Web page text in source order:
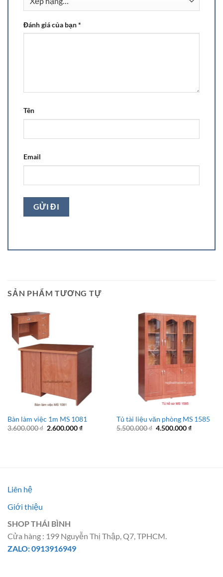
Đánh giá của bạn*
Tên
Email
SẢN PHẨM TƯƠNG TỰ
Bàn làm việc 1m MS 1081
3.600.000₫ Giá
2.600.000₫Giá
Tủ tài liệu văn phòng MS 1585
5.500.000₫ Giá
4.500.000₫Giá
Liên hệ
Giới thiệu
SHOP THÁI BÌNH
Cửa hàng : 199 Nguyễn Thị Thập, Q7, TPHCM.
ZALO: 0913916949